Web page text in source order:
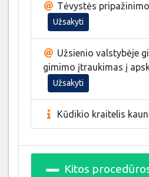
Tėvystės
Užsakyti
Užsienio valstybėje
gimimo įtraukimas į
Užsakyti
Kūdikio kraitelis
Kitos